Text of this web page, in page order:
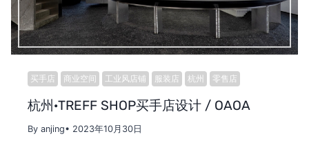
买手店 商业空间 工业风店铺 服装店 杭州 零售店
杭州·TREFF SHOP买手店设计 / OAOA
By anjing• 2023年10月30日